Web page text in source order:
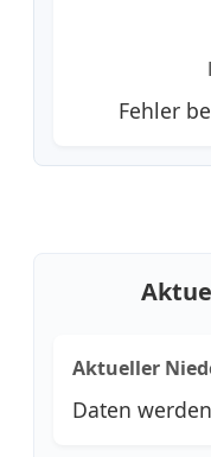
Fehler
Aktueller
Daten